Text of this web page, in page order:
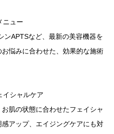
ニュー
ンAPTSなど、最新の美容機器を
悩みに合わせた、効果的な施術
イシャルケア
肌の状態に合わせたフェイシャ
アップ、エイジングケアにも対